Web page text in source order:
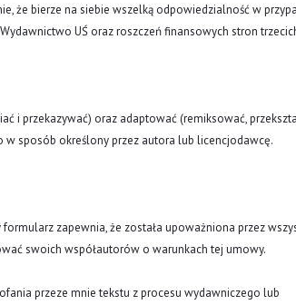
że bierze na siebie wszelką odpowiedzialność w
UŚ oraz roszczeń finansowych stron
i przekazywać) oraz adaptować (remiksować,
w sposób określony przez autora lub licencjodawcę.
zapewnia, że została upoważniona przez
swoich współautorów o warunkach tej umowy.
przeze mnie tekstu z procesu wydawniczego lub